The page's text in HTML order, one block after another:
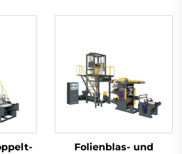
Folienblas- und